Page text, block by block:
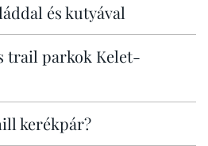
és kutyával
trail parkok Kelet-
kerékpár?